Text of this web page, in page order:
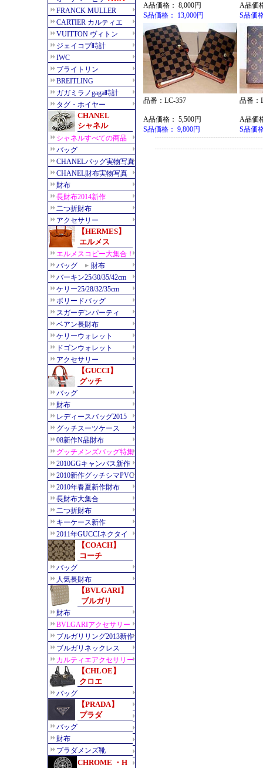
A品価格： 8,000円
S品価格： 13,000円
A品価
S品価
品番：LC-357
A品価格： 5,500円
S品価格： 9,800円
品番：
A品価
S品価